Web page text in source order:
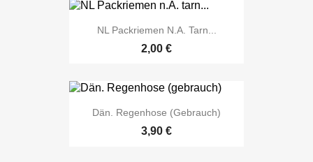
NL Packriemen N.A. Tarn...
2,00 €
Dän. Regenhose (gebrauch)
3,90 €